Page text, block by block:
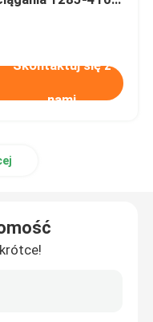
Skontaktuj się z
nami